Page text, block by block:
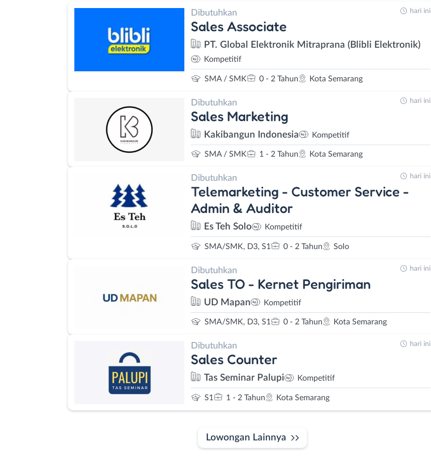
Dibutuhkan
Sales Associate
PT. Global Elektronik Mitraprana (Blibli Elektronik)
Kompetitif
SMA / SMK 0 - 2 Tahun Kota Semarang
hari ini
Dibutuhkan
Sales Marketing
Kakibangun Indonesia Kompetitif
SMA / SMK 1 - 2 Tahun Kota Semarang
hari ini
Dibutuhkan
Telemarketing - Customer Service -
Admin & Auditor
Es Teh Solo Kompetitif
SMA/SMK, D3, S1 0 - 2 Tahun Solo
hari ini
Dibutuhkan
Sales TO - Kernet Pengiriman
UD Mapan Kompetitif
SMA/SMK, D3, S1 0 - 2 Tahun Kota Semarang
hari ini
Dibutuhkan
Sales Counter
Tas Seminar Palupi Kompetitif
S1 1 - 2 Tahun Kota Semarang
hari ini
Lowongan Lainnya